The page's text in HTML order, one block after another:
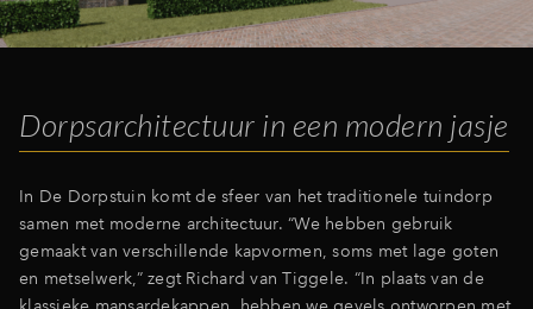
Dorpsarchitectuur in een modern jasje
In De Dorpstuin komt de sfeer van het traditionele tuindorp
samen met moderne architectuur. “We hebben gebruik
gemaakt van verschillende kapvormen, soms met lage goten
en metselwerk,” zegt Richard van Tiggele. “In plaats van de